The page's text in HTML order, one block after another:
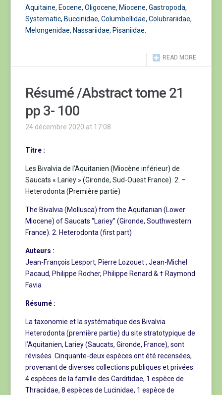
Aquitaine, Eocene, Oligocene, Miocene, Gastropoda,
Systematic, Buccinidae, Columbellidae, Colubrariidae,
Melongenidae, Nassariidae, Pisaniidae.
READ MORE
Résumé /Abstract tome 21
pp 3- 100
24 décembre 2020 at 17:08
Titre :
Les Bivalvia de l’Aquitanien (Miocène inférieur) de
Saucats « Lariey » (Gironde, Sud-Ouest France). 2. –
Heterodonta (Première partie)
The Bivalvia (Mollusca) from the Aquitanian (Lower
Miocene) of Saucats “Lariey” (Gironde, Southwestern
France). 2. Heterodonta (first part)
Auteurs :
Jean-François Lesport, Pierre Lozouet , Jean-Michel
Pacaud, Philippe Rocher, Philippe Renard & † Raymond
Favia
Résumé :
La taxonomie et la systématique des Bivalvia
Heterodonta (première partie) du site stratotypique de
l’Aquitanien, Lariey (Saucats, Gironde, France), sont
révisées. Cinquante-deux espèces ont été recensées,
provenant de diverses collections publiques et privées.
4 espèces de la famille des Carditidae, 1 espèce de
Thraciidae, 8 espèces de Lucinidae, 1 espèce de